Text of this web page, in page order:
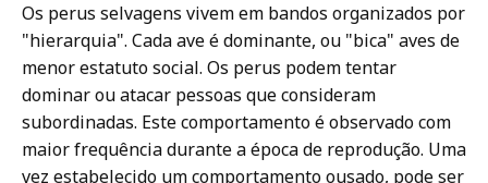
Os perus selvagens vivem em bandos organizados por
"hierarquia". Cada ave é dominante, ou "bica" aves de
menor estatuto social. Os perus podem tentar
dominar ou atacar pessoas que consideram
subordinadas. Este comportamento é observado com
maior frequência durante a época de reprodução. Uma
vez estabelecido um comportamento ousado, pode ser